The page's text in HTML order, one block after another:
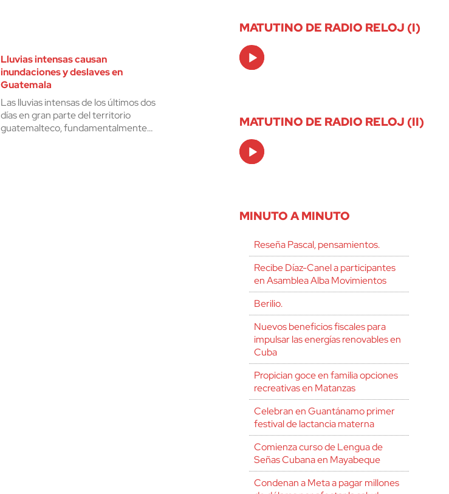
Lluvias intensas causan
inundaciones y deslaves en
Guatemala
Las lluvias intensas de los últimos dos
días en gran parte del territorio
guatemalteco, fundamentalmente…
MATUTINO DE RADIO RELOJ (I)
Audio
Player
MATUTINO DE RADIO RELOJ (II)
Audio
Player
MINUTO A MINUTO
Reseña Pascal, pensamientos.
Recibe Díaz-Canel a participantes
en Asamblea Alba Movimientos
Berilio.
Nuevos beneficios fiscales para
impulsar las energías renovables en
Cuba
Propician goce en familia opciones
recreativas en Matanzas
Celebran en Guantánamo primer
festival de lactancia materna
Comienza curso de Lengua de
Señas Cubana en Mayabeque
Condenan a Meta a pagar millones